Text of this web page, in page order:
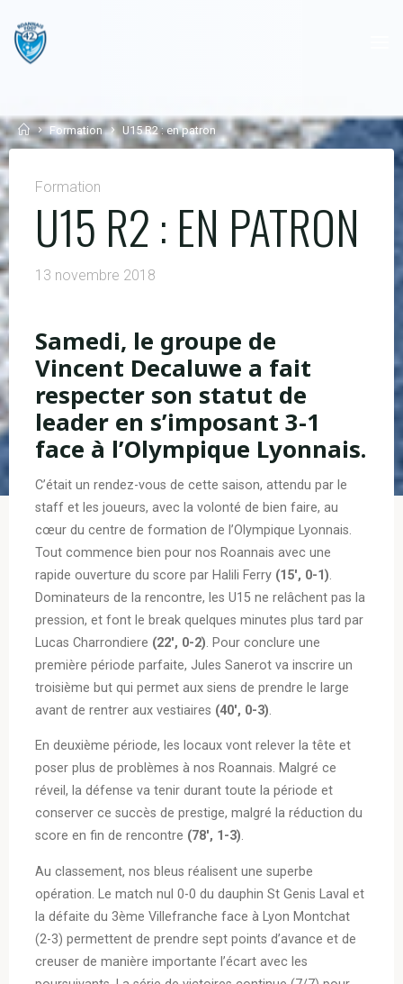
content
HomeFormation U15 R2 : en patron
Formation
U15 R2 : EN PATRON
13 novembre 2018
Samedi, le groupe de
Vincent Decaluwe a fait
respecter son statut de
leader en s’imposant 3-1
face à l’Olympique Lyonnais.
C’était un rendez-vous de cette saison, attendu par le
staff et les joueurs, avec la volonté de bien faire, au
cœur du centre de formation de l’Olympique Lyonnais.
Tout commence bien pour nos Roannais avec une
rapide ouverture du score par Halili Ferry (15′, 0-1).
Dominateurs de la rencontre, les U15 ne relâchent pas la
pression, et font le break quelques minutes plus tard par
Lucas Charrondiere (22′, 0-2). Pour conclure une
première période parfaite, Jules Sanerot va inscrire un
troisième but qui permet aux siens de prendre le large
avant de rentrer aux vestiaires (40′, 0-3).
En deuxième période, les locaux vont relever la tête et
poser plus de problèmes à nos Roannais. Malgré ce
réveil, la défense va tenir durant toute la période et
conserver ce succès de prestige, malgré la réduction du
score en fin de rencontre (78′, 1-3).
Au classement, nos bleus réalisent une superbe
opération. Le match nul 0-0 du dauphin St Genis Laval et
la défaite du 3ème Villefranche face à Lyon Montchat
(2-3) permettent de prendre sept points d’avance et de
creuser de manière importante l’écart avec les